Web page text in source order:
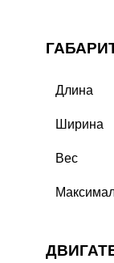
Длина
Ширина
Вес